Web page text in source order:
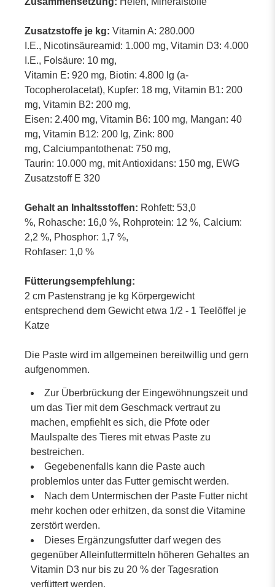
Zusatzstoffe je kg: Vitamin A: 280.000
I.E., Nicotinsäureamid: 1.000 mg, Vitamin D3: 4.000
I.E., Folsäure: 10 mg,
Vitamin E: 920 mg, Biotin: 4.800 lg (a-
Tocopherolacetat), Kupfer: 18 mg, Vitamin B1: 200
mg, Vitamin B2: 200 mg,
Eisen: 2.400 mg, Vitamin B6: 100 mg, Mangan: 40
mg, Vitamin B12: 200 lg, Zink: 800
mg, Calciumpantothenat: 750 mg,
Taurin: 10.000 mg, mit Antioxidans: 150 mg, EWG
Zusatzstoff E 320
Gehalt an Inhaltsstoffen: Rohfett: 53,0
%, Rohasche: 16,0 %, Rohprotein: 12 %, Calcium:
2,2 %, Phosphor: 1,7 %,
Rohfaser: 1,0 %
Fütterungsempfehlung:
2 cm Pastenstrang je kg Körpergewicht
entsprechend dem Gewicht etwa 1/2 - 1 Teelöffel je
Katze
Die Paste wird im allgemeinen bereitwillig und gern
aufgenommen.
Zur Überbrückung der Eingewöhnungszeit und
um das Tier mit dem Geschmack vertraut zu
machen, empfiehlt es sich, die Pfote oder
Maulspalte des Tieres mit etwas Paste zu
bestreichen.
Gegebenenfalls kann die Paste auch
problemlos unter das Futter gemischt werden.
Nach dem Untermischen der Paste Futter nicht
mehr kochen oder erhitzen, da sonst die Vitamine
zerstört werden.
Dieses Ergänzungsfutter darf wegen des
gegenüber Alleinfuttermitteln höheren Gehaltes an
Vitamin D3 nur bis zu 20 % der Tagesration
verfüttert werden.